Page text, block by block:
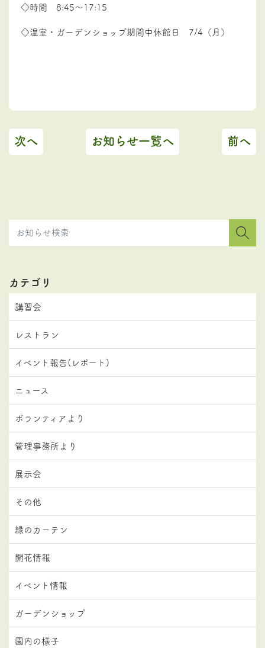
◇時間 8:45～17:15
◇温室・ガーデンショップ期間中休館日 7/4（月）
次へ お知らせ一覧へ 前へ
カテゴリ
講習会
レストラン
イベント報告(レポート)
ニュース
ボランティアより
管理事務所より
展示会
その他
緑のカーテン
開花情報
イベント情報
ガーデンショップ
園内の様子